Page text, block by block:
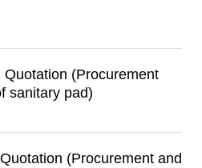
(Procurement
sanitary pad)
(Procurement and